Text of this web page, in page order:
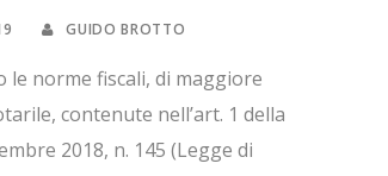
GUIDO BROTTO
le norme fiscali, di maggiore
contenute nell’art. 1 della
2018, n. 145 (Legge di